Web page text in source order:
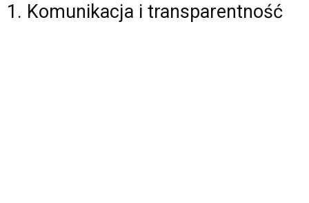
1. Komunikacja i transparentność